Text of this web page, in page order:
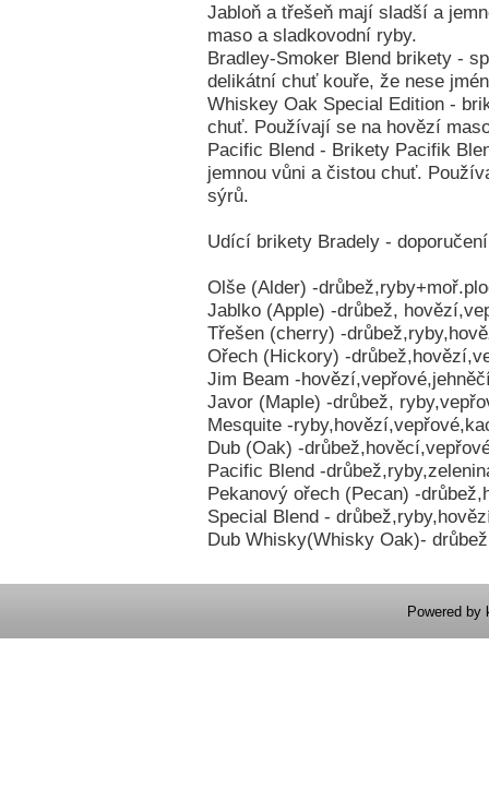
Jabloň a třešeň mají sladší a
maso a sladkovodní ryby.
Bradley-Smoker Blend brikety -
delikátní chuť kouře, že nese
Whiskey Oak Special Edition -
chuť. Používají se na hovězí
Pacific Blend - Brikety Pacifik
jemnou vůni a čistou chuť.
sýrů.
Udící brikety Bradely - doporučení
Olše (Alder) -
Jablko (Apple) -drůbež,
Třešen (cherry) -
Ořech (Hickory) -
Jim Beam -
Javor (Maple) -drůbež,
Mesquite -
Dub (Oak) -
Pacific Blend -
Pekanový ořech (Pecan) -
Special Blend -
Dub Whisky(Whisky Oak)-
Powered by